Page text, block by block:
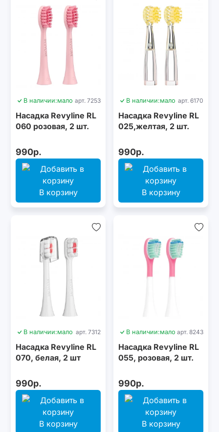
В наличии:мало арт. 7253
Насадка Revyline RL
060 розовая, 2 шт.
990р.
В корзину
В наличии:мало арт. 6170
Насадка Revyline RL
025,желтая, 2 шт.
990р.
В корзину
В наличии:мало арт. 7312
Насадка Revyline RL
070, белая, 2 шт
990р.
В корзину
В наличии:мало арт. 8243
Насадка Revyline RL
055, розовая, 2 шт.
990р.
В корзину